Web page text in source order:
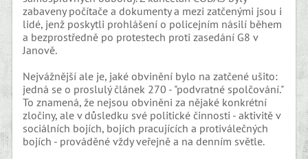
zabaveny počítače a dokumenty a mezi zatčenými jsou i
lidé, jenž poskytli prohlášení o policejním násilí během
a bezprostředně po protestech proti zasedání G8 v
Janově.
Nejvážnější ale je, jaké obvinění bylo na zatčené ušito:
jedná se o proslulý článek 270 - "podvratné spolčování."
To znamená, že nejsou obviněni za nějaké konkrétní
zločiny, ale v důsledku své politické činnosti - aktivitě v
sociálních bojích, bojích pracujících a protiválečných
bojích - prováděné vždy veřejně a na denním světle.